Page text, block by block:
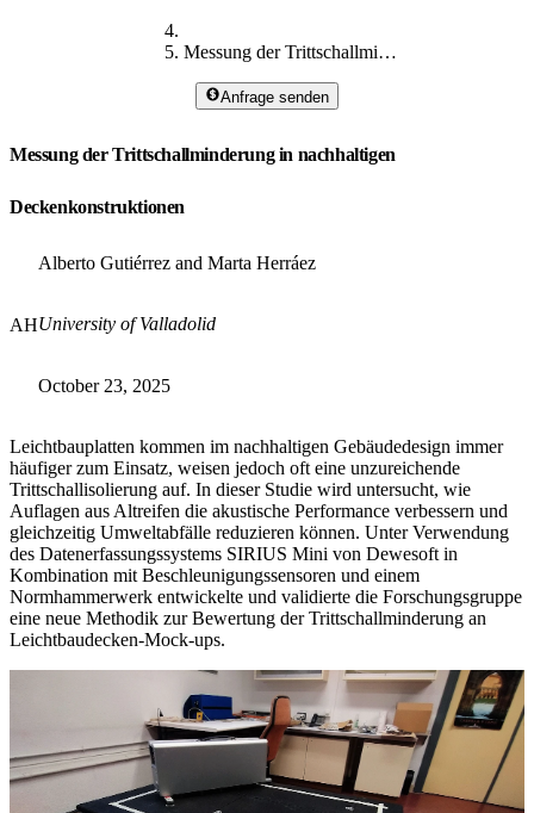
Messung der Trittschallminderung
Anfrage senden
Messung der Trittschallminderung in nachhaltigen
Deckenkonstruktionen
AH
Alberto Gutiérrez and Marta Herráez
University of Valladolid
October 23, 2025
Leichtbauplatten kommen im nachhaltigen Gebäudedesign immer
häufiger zum Einsatz, weisen jedoch oft eine unzureichende
Trittschallisolierung auf. In dieser Studie wird untersucht, wie
Auflagen aus Altreifen die akustische Performance verbessern und
gleichzeitig Umweltabfälle reduzieren können. Unter Verwendung
des Datenerfassungssystems SIRIUS Mini von Dewesoft in
Kombination mit Beschleunigungssensoren und einem
Normhammerwerk entwickelte und validierte die Forschungsgruppe
eine neue Methodik zur Bewertung der Trittschallminderung an
Leichtbaudecken-Mock-ups.